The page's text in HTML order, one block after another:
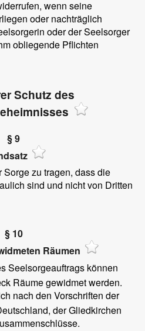
wenn seine
oder nachträglich
oder der Seelsorger
obliegende Pflichten
Schutz des
§ 9
zu tragen, dass die
sind und nicht von Dritten
§ 10
Räumen
Seelsorgeauftrags können
Räume gewidmet werden.
nach den Vorschriften der
der Gliedkirchen